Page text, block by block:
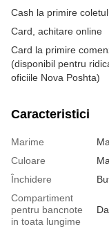
Cash la primire
Card, achitare online
Card la primire
(disponibil pentru
oficiile Nova Poshta)
Caracteristici
Marime
Culoare
Închidere
Compartiment
pentru bancnote
in toata lungime
Da